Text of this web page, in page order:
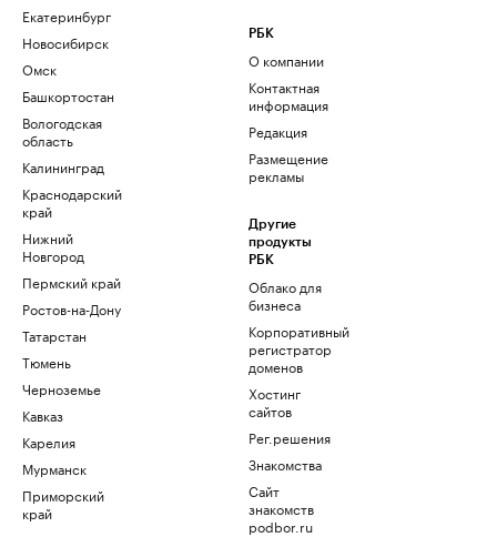
Екатеринбург
Новосибирск
Омск
Башкортостан
Вологодская
область
Калининград
Краснодарский
край
Нижний
Новгород
Пермский край
Ростов-на-Дону
Татарстан
Тюмень
Черноземье
Кавказ
Карелия
Мурманск
Приморский
край
РБК
О компании
Контактная
информация
Редакция
Размещение
рекламы
Другие
продукты
РБК
Облако для
бизнеса
Корпоративный
регистратор
доменов
Хостинг
сайтов
Рег.решения
Знакомства
Сайт
знакомств
podbor.ru